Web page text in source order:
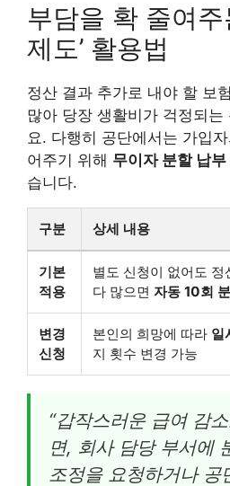
부담을 확 줄여주
제도’ 활용법
정산 결과 추가로 내야 할 보
많아 당장 생활비가 걱정되는
요. 다행히 공단에서는 가입
어주기 위해 무이자 분할 납부
습니다.
구분 상세 내용
기본
적용
별도 신청이 없어도
다 많으면 자동 10회
변경
신청
본인의 희망에 따라 일
지 횟수 변경 가능
“갑작스러운 급여 감
면, 회사 담당 부서에
조정을 요청하거나 공